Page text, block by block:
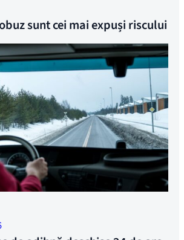
sunt cei mai expuși riscului
mai multe zone de odihnă
Foto: Jonas Ruud